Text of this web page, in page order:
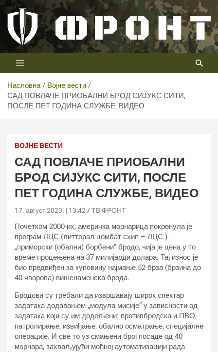
Скип
цонтент
Телевизија ФРОНТ
Први војни канал у Србији
Насловна
Војне вести
САД ПОВЛАЧЕ ПРИОБАЛНИ БРОД СИЈУКС СИТИ,
ПОСЛЕ ПЕТ ГОДИНА СЛУЖБЕ, ВИДЕО
ВОЈНЕ ВЕСТИ
САД ПОВЛАЧЕ ПРИОБАЛНИ
БРОД СИЈУКС СИТИ, ПОСЛЕ
ПЕТ ГОДИНА СЛУЖБЕ, ВИДЕО
17. август 2023. | 13:42 ТВ ФРОНТ
Почетком 2000-их, америчка морнарица покренула је
програм ЛЦС (литторал цомбат схип – ЛЦС )-
„приморски (обални) борбени“ бродо, чија је цена у то
време процењена на 37 милијарди долара. Тај износ је
био предвиђен за куповину најмање 52 брза (брзина до
40 чворова) вишенаменска брода.
Бродови су требали да извршавају широк спектар
задатака додавањем „модула мисије“ у зависности од
задатака који су им додељени: противбродска и ПВО,
патролирање, извиђање, обално осматрање, специјалне
операције. И све то уз смањени број посаде од 40
морнара, захваљујући моћној аутоматизацији рада